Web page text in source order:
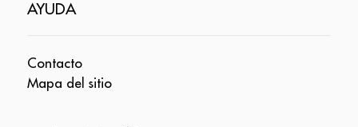
AYUDA
Contacto
Mapa del sitio